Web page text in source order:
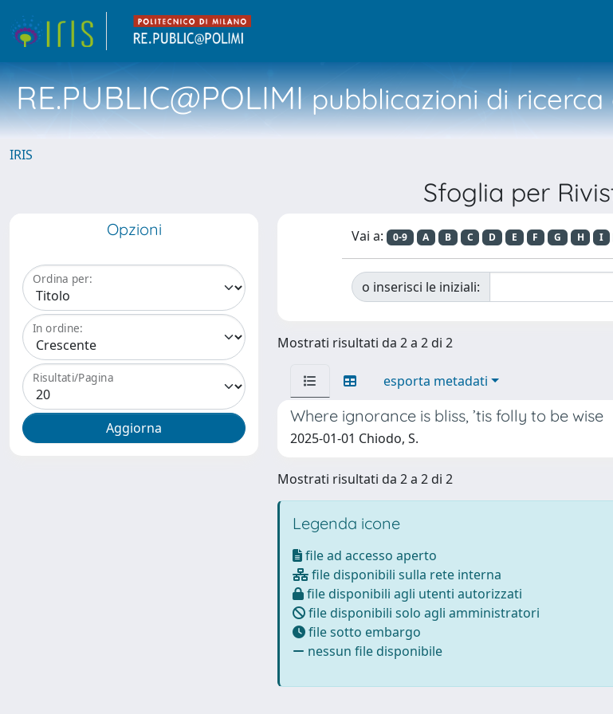
RE.PUBLIC@POLIMIpubblicazioni di ricerca
IRIS
Sfoglia per
Opzioni
Ordina per:
In ordine:
Risultati/Pagina
Vai a: 0-9 A B C D E F G H I
o inserisci le iniziali:
Mostrati risultati da 2 a 2 di 2
esporta metadati
Where ignorance is bliss, ’tis folly to be wise
2025-01-01 Chiodo, S.
Mostrati risultati da 2 a 2 di 2
Legenda icone
file ad accesso aperto
file disponibili sulla rete interna
file disponibili agli utenti autorizzati
file disponibili solo agli amministratori
file sotto embargo
nessun file disponibile